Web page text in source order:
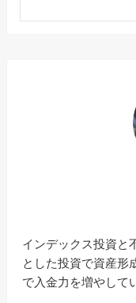
インデックス投資と
とした投資で資産形
で入金力を増やして